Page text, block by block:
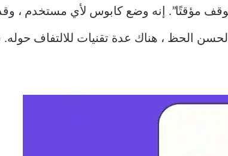
مؤقتًا”. إنه وضع كابوس لأي مستخدم ،
الحظ ، هناك عدة تقنيات للالتفاف